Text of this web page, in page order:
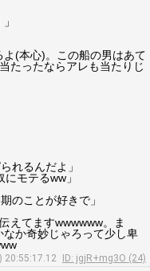
(本心)。この船の男はあて
たったならアレも当たりじ
れるんだよ」
モテるww」
のことが好きで」
えてますwwwwww。ま
か奇妙じゃろって少し卑
20:55:17.12
ID: jgjR+mg3O (24)